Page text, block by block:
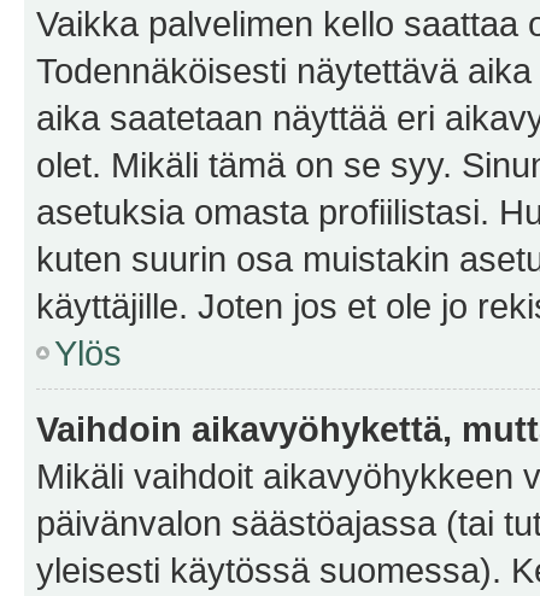
Vaikka palvelimen kello saattaa
Todennäköisesti näytettävä
aika saatetaan näyttää eri
olet. Mikäli tämä on se syy.
asetuksia omasta profiilistasi.
kuten suurin osa muistakin
käyttäjille. Joten jos et ole jo
Ylös
Vaihdoin aikavyöhykettä,
Mikäli vaihdoit aikavyöhykkeen
päivänvalon säästöajassa (tai
yleisesti käytössä suomessa).